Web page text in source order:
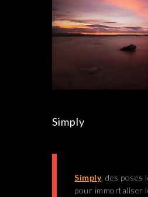
Simply
Simply, des poses
pour immortaliser